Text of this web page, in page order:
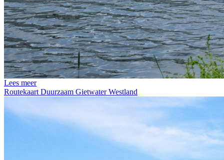
Lees meer
Routekaart Duurzaam Gietwater Westland